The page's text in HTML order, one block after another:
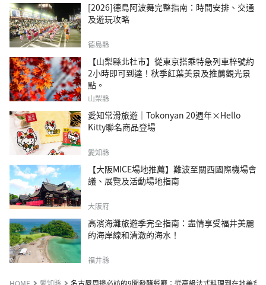
[2026]德島阿波舞完整指南：時間安排、交通
及遊玩攻略
德島縣
【山梨縣北杜市】從東京搭乘特急列車梓號約
2小時即可到達！秋季紅葉美景及推薦觀光景
點。
山梨縣
愛知常滑旅遊｜Tokonyan 20週年×Hello
Kitty聯名商品登場
愛知縣
【大阪MICE場地推薦】難波至關西國際機場會
議、展覽及活動場地指南
大阪府
高濱海灘旅遊季完全指南：盡情享受福井美麗
的海岸線和清澈的海水！
福井縣
HOME 愛知縣 名古屋周邊必訪的9間發酵餐廳：從高級法式料理到在地美食